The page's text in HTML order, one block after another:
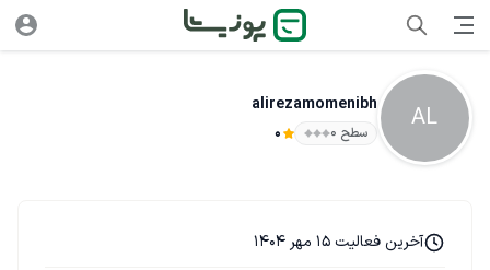
AL
alirezamomenibh
سطح ۰ 0
آخرین فعالیت 15 مهر 1404